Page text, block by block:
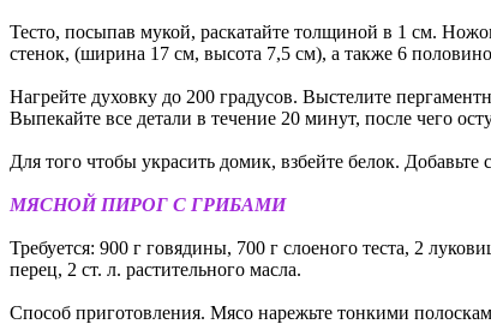
Тесто, посыпав мукой, раскатайте толщиной в 1 см.
стенок, (ширина 17 см, высота 7,5 см), а также 6
Нагрейте духовку до 200 градусов. Выстелите
Выпекайте все детали в течение 20 минут, после чего
Для того чтобы украсить домик, взбейте белок.
МЯСНОЙ ПИРОГ С ГРИБАМИ
Требуется: 900 г говядины, 700 г слоеного теста, 2
перец, 2 ст. л. растительного масла.
Способ приготовления. Мясо нарежьте тонкими